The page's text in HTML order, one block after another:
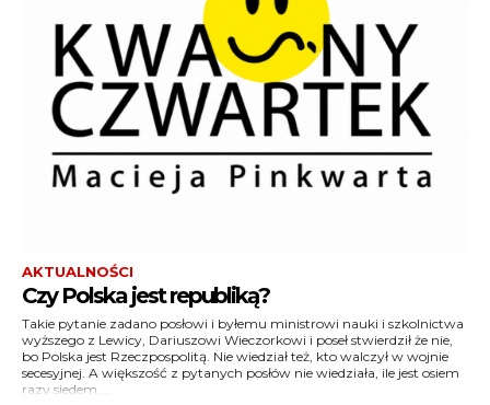
AKTUALNOŚCI
Czy Polska jest republiką?
Takie pytanie zadano posłowi i byłemu ministrowi nauki i szkolnictwa
wyższego z Lewicy, Dariuszowi Wieczorkowi i poseł stwierdził że nie,
bo Polska jest Rzeczpospolitą. Nie wiedział też, kto walczył w wojnie
secesyjnej. A większość z pytanych posłów nie wiedziała, ile jest osiem
razy siedem....